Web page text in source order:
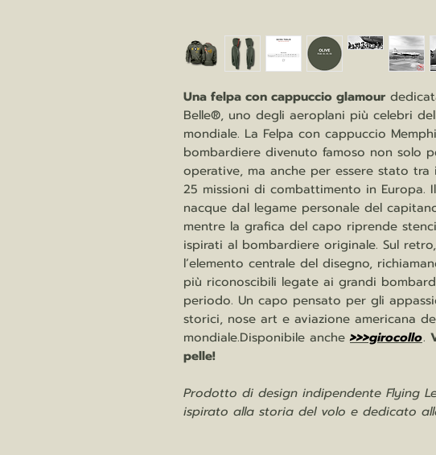
Una felpa con cappuccio glamour
Belle®, uno degli aeroplani più celebri
mondiale. La Felpa con cappuccio
bombardiere divenuto famoso non solo
operative, ma anche per essere stato tra
25 missioni di combattimento in Europa.
nacque dal legame personale del
mentre la grafica del capo riprende
ispirati al bombardiere originale. Sul
l’elemento centrale del disegno,
più riconoscibili legate ai grandi
periodo. Un capo pensato per gli
storici, nose art e aviazione americana
mondiale.Disponibile anche>>>girocollo.
pelle!
Prodotto di design indipendente Flying
ispirato alla storia del volo e dedicato